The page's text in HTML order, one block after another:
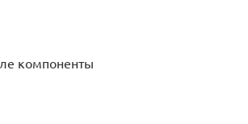
компоненты